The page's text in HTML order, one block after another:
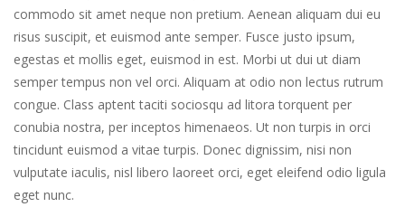
commodo sit amet neque non pretium. Aenean aliquam dui eu
risus suscipit, et euismod ante semper. Fusce justo ipsum,
egestas et mollis eget, euismod in est. Morbi ut dui ut diam
semper tempus non vel orci. Aliquam at odio non lectus rutrum
congue. Class aptent taciti sociosqu ad litora torquent per
conubia nostra, per inceptos himenaeos. Ut non turpis in orci
tincidunt euismod a vitae turpis. Donec dignissim, nisi non
vulputate iaculis, nisl libero laoreet orci, eget eleifend odio ligula
eget nunc.